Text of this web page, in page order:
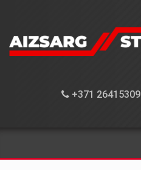
+371 26415309
AIZSARGSTIEŅU
APRĪKOJUMA
PIEGĀDE